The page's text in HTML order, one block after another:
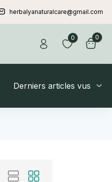
herbalyanaturalcare@gmail.com
0 0
Derniers articles vus